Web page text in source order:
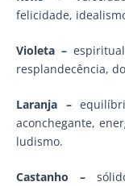
felicidade,
Violeta –
resplandecência,
Laranja –
aconchegante,
ludismo.
Castanho –